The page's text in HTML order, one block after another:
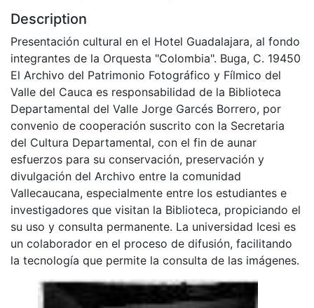
Description
Presentación cultural en el Hotel Guadalajara, al fondo
integrantes de la Orquesta "Colombia". Buga, C. 19450
El Archivo del Patrimonio Fotográfico y Fílmico del
Valle del Cauca es responsabilidad de la Biblioteca
Departamental del Valle Jorge Garcés Borrero, por
convenio de cooperación suscrito con la Secretaria
del Cultura Departamental, con el fin de aunar
esfuerzos para su conservación, preservación y
divulgación del Archivo entre la comunidad
Vallecaucana, especialmente entre los estudiantes e
investigadores que visitan la Biblioteca, propiciando el
su uso y consulta permanente. La universidad Icesi es
un colaborador en el proceso de difusión, facilitando
la tecnología que permite la consulta de las imágenes.